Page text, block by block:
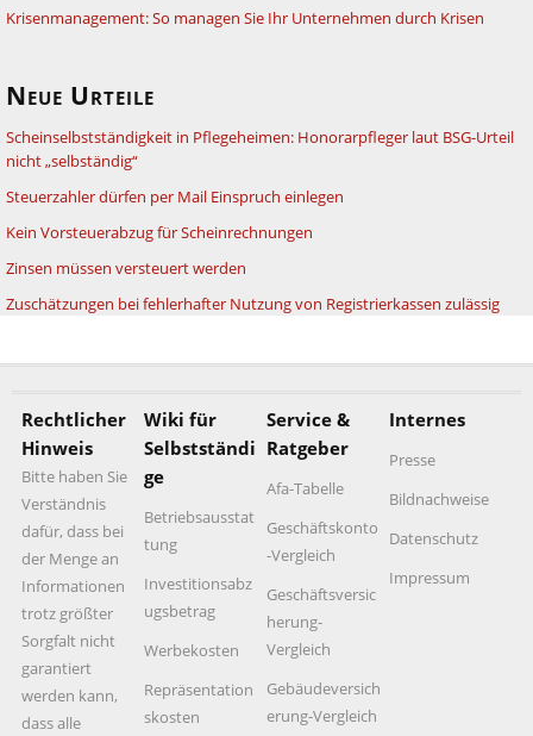
Krisenmanagement: So managen Sie Ihr Unternehmen durch Krisen
Neue Urteile
Scheinselbstständigkeit in Pflegeheimen: Honorarpfleger laut BSG-Urteil
nicht „selbständig“
Steuerzahler dürfen per Mail Einspruch einlegen
Kein Vorsteuerabzug für Scheinrechnungen
Zinsen müssen versteuert werden
Zuschätzungen bei fehlerhafter Nutzung von Registrierkassen zulässig
Rechtlicher
Hinweis
Bitte haben Sie
Verständnis
dafür, dass bei
der Menge an
Informationen
trotz größter
Sorgfalt nicht
garantiert
werden kann,
dass alle
Wiki für
Selbstständi
ge
Betriebsausstat
tung
Investitionsabz
ugsbetrag
Werbekosten
Repräsentation
skosten
Service &
Ratgeber
Afa-Tabelle
Geschäftskonto
-Vergleich
Geschäftsversic
herung-
Vergleich
Gebäudeversich
erung-Vergleich
Internes
Presse
Bildnachweise
Datenschutz
Impressum